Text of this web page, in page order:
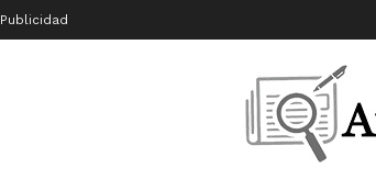
Publicidad